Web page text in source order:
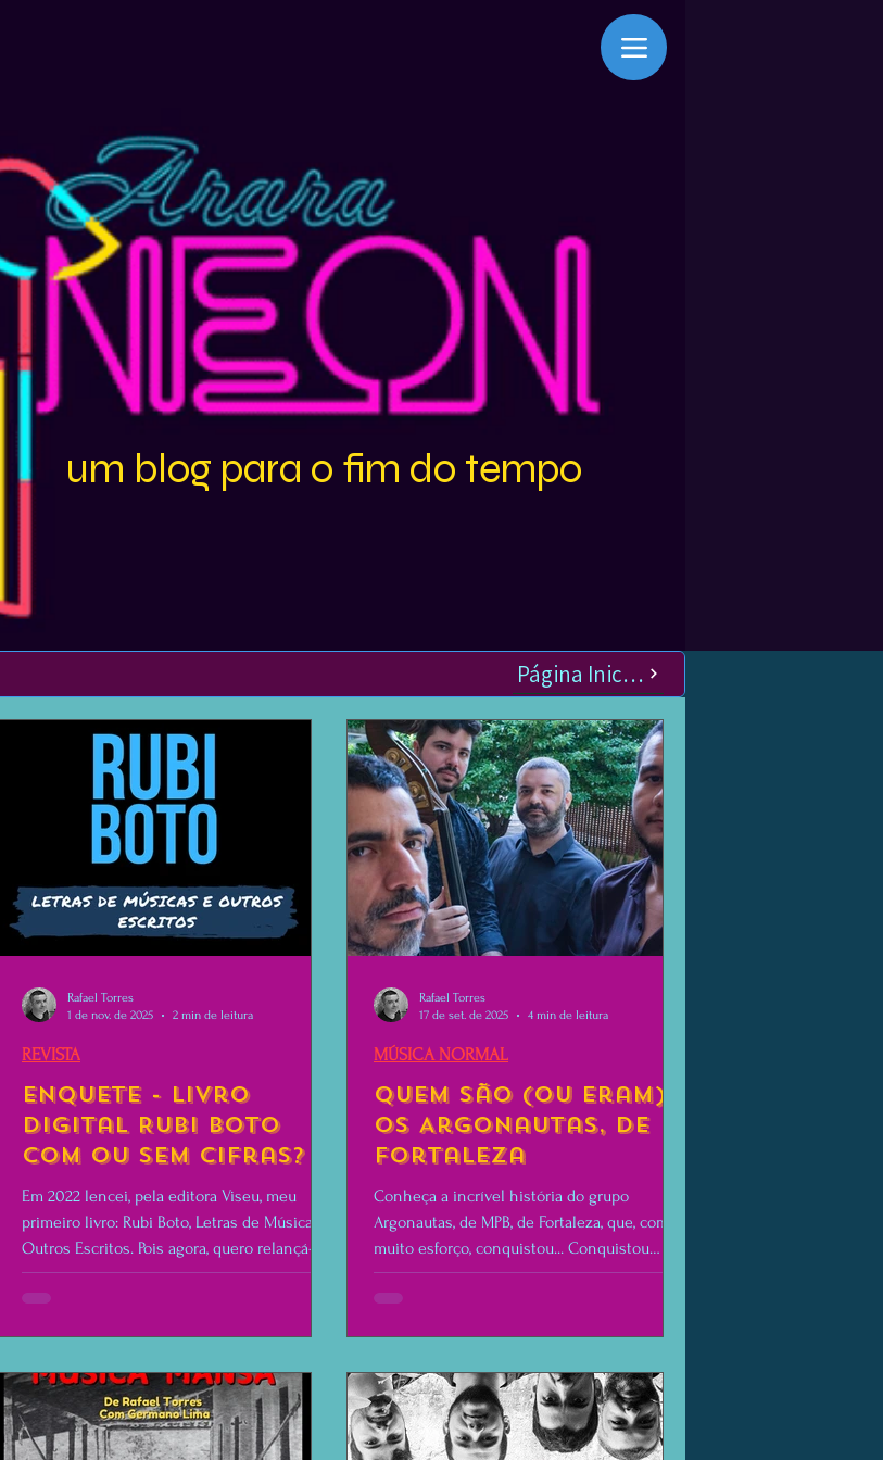
um blog para o fim do tempo
Página Inicial
Enquete - Livro
digital Rubi Boto
com ou sem cifras?
Em 2022 lencei, pela editora Viseu, meu
primeiro livro: Rubi Boto, Letras de Músicas e
Outros Escritos. Pois agora, quero relançá-lo
em formato digital. Mas tenho uma dúvida
em que talvez possam me ajudar. A parte das
a música, vai querer saber algo do processo
de composição (e o nosso cérebro aprende
um bocado, assim.) Mas, aí, vem o meu
REVISTA
Rafael Torres
1 de nov. de 2025
2 min de leitura
Quem são (ou eram)
os Argonautas, de
Fortaleza
Conheça a incrível história do grupo
Argonautas, de MPB, de Fortaleza, que, com
muito esforço, conquistou... Conquistou
alguma coisa.
MÚSICA NORMAL
Rafael Torres
17 de set. de 2025
4 min de leitura